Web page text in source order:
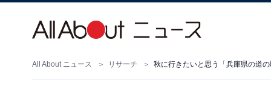
All About ニュース リサーチ